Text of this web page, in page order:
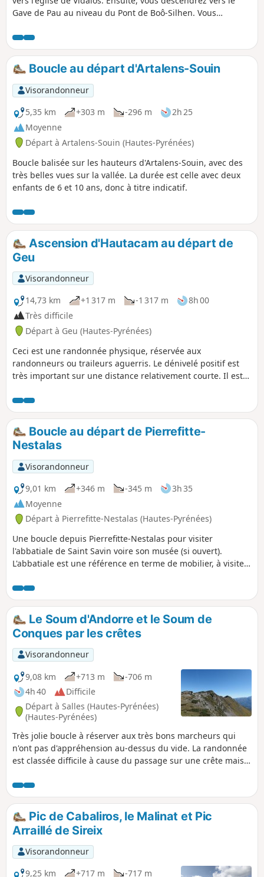
Gave de Pau au niveau du Pont de Boô-Silhen. Vous
Tour de Vidalos. Il est possible de gravir la tour (c'est
gratuit) et admirer le panorama sur la vallée d’Argelès et la
chaine des Pyrénées. Retour en longeant le Gave de Pau.
Boucle au départ d'Artalens-Souin
Visorandonneur
5,35 km
+303 m -296 m
2h 25
Moyenne
Départ à Artalens-Souin (Hautes-Pyrénées)
Boucle balisée sur les hauteurs d'Artalens-Souin, avec des
très belles vues sur la vallée. La durée est celle avec deux
enfants de 6 et 10 ans, donc à titre indicatif.
Ascension d'Hautacam au départ de
Geu
Visorandonneur
14,73 km
+1 317 m -1 317 m
8h 00
Très difficile
Départ à Geu (Hautes-Pyrénées)
Ceci est une randonnée physique, réservée aux
randonneurs ou traileurs aguerris. Le dénivelé positif est
très important sur une distance relativement courte. Il est
contre le soleil, une partie importante du parcours étant à
découvert. Une protection contre le vent et la pluie est aussi
fortement conseillée.
Boucle au départ de Pierrefitte-
Nestalas
Visorandonneur
9,01 km
+346 m -345 m
3h 35
Moyenne
Départ à Pierrefitte-Nestalas (Hautes-Pyrénées)
Une boucle depuis Pierrefitte-Nestalas pour visiter
l'abbatiale de Saint Savin voire son musée (si ouvert).
L'abbatiale est une référence en terme de mobilier, à visiter
leur juste valeur. Après une franche montée d'une heure
environ dans la montagne, le parcours se fait sur la route
avec très peu de véhicules dans la pratique.Le point de
départ est à adapter depuis un parking de Pierrefitte-
Nestalas.
Le Soum d'Andorre et le Soum de
Conques par les crêtes
Visorandonneur
9,08 km
+713 m
-706 m
4h 40
Difficile
Départ à Salles (Hautes-Pyrénées)
(Hautes-Pyrénées)
Très jolie boucle à réserver aux très bons marcheurs qui
n'ont pas d'appréhension au-dessus du vide. La randonnée
est classée difficile à cause du passage sur une crête mais
que nécessaire. (¹) Une partie du chemin du retour est en
descente assez raide, après le Col de Las Escures. Cette
randonnée est à entreprendre en absence de neige et de
pluie. La trace gpx est plus que nécessaire sur ce parcours.
Pic de Cabaliros, le Malinat et Pic
Arraillé de Sireix
Visorandonneur
9,25 km
+717 m -717 m